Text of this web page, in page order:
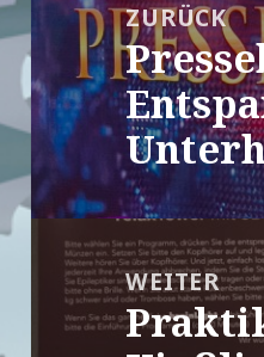
ZURÜCK
Vorheriger
Beitrag:
WEITER
Nächster
Beitrag: